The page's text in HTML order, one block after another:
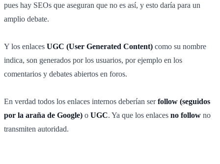
pues hay SEOs que aseguran que no es así, y esto daría para un
amplio debate.
Y los enlaces UGC (User Generated Content) como su nombre
indica, son generados por los usuarios, por ejemplo en los
comentarios y debates abiertos en foros.
En verdad todos los enlaces internos deberían serfollow (seguidos
por la araña de Google) o UGC. Ya que los enlaces no follow no
transmiten autoridad.